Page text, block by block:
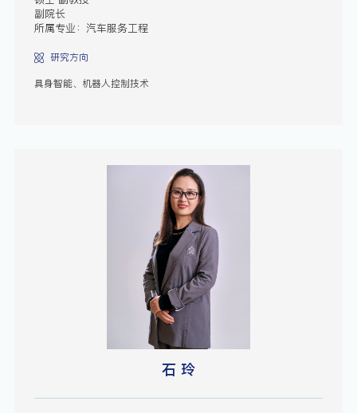
副院长
所属专业：汽车服务工程
研究方向
具身智能、机器人控制技术
石 玲